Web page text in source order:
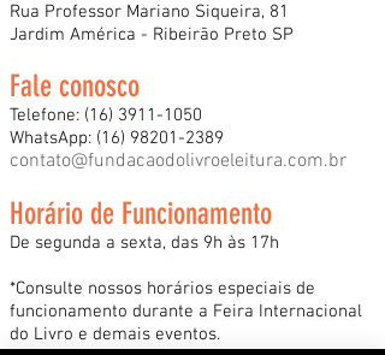
Rua Professor Mariano Siqueira, 81
Jardim América - Ribeirão Preto SP
Fale conosco
Telefone: (16) 3911-1050
WhatsApp: (16) 98201-2389
contato@fundacaodolivroeleitura.com.br
Horário de Funcionamento
De segunda a sexta, das 9h às 17h
*Consulte nossos horários especiais de
funcionamento durante a Feira Internacional
do Livro e demais eventos.